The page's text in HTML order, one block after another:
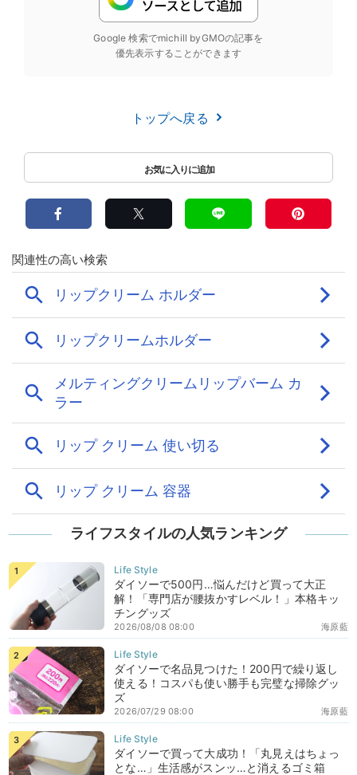
Google 検索でmichill byGMOの記事を
優先表示することができます
トップへ戻る
ライフスタイルの人気ランキング
ダイソーで500円…悩んだけど買って大正
解！「専門店が腰抜かすレベル！」本格キッ
チングッズ
海原藍
2026/08/08 08:00
ダイソーで名品見つけた！200円で繰り返し
使える！コスパも使い勝手も完璧な掃除グッ
ズ
海原藍
2026/07/29 08:00
ダイソーで買って大成功！「丸見えはちょっ
とな…」生活感がスンッ…と消えるゴミ箱